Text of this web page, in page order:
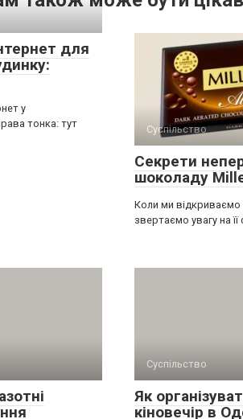
для
у
тонка: тут
Суспільство
Секрети
шоколаду
Коли ми
звертаємо увагу на
Суспільство
Як
кіновечір в